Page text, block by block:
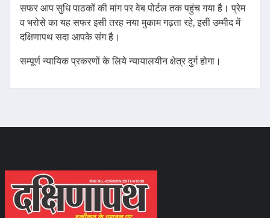
सफर आप सुधि पाठकों की मांग पर वेब पोर्टल तक पहुंच गया है। प्रेम
व भरोसे का यह सफर इसी तरह नया मुकाम गढ़ता रहे, इसी उम्मीद में
दक्षिणापथ सदा आपके संग है।
सम्पूर्ण न्यायिक प्रकरणों के लिये न्यायालयीन क्षेत्र दुर्ग होगा।